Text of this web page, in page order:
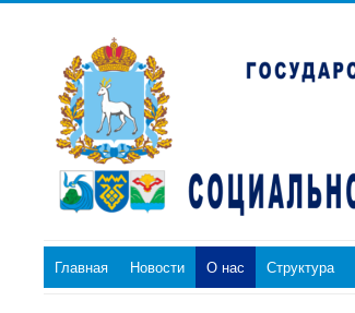
Главная Новости О нас Структура